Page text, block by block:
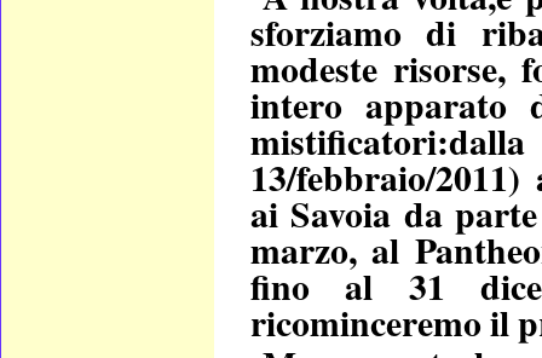
sforziamo di
modeste risorse,
intero apparato
13/febbraio/
ai Savoia da
marzo, al
fino al 31
ricominceremo il